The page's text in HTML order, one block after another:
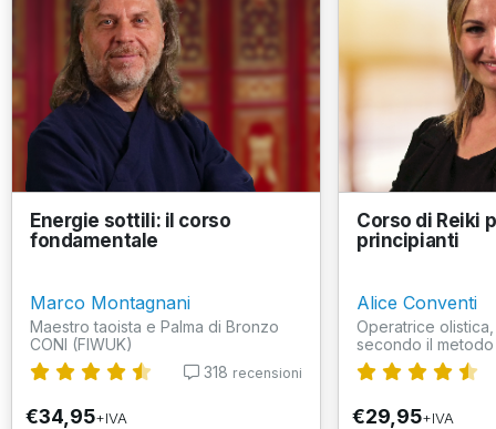
Energie sottili: il corso
fondamentale
Marco Montagnani
Maestro taoista e Palma di Bronzo
CONI (FIWUK)
318 recensioni
€34,95+IVA
Corso di Reiki
principianti
Alice Conventi
Operatrice
secondo il metodo
€29,95+IVA